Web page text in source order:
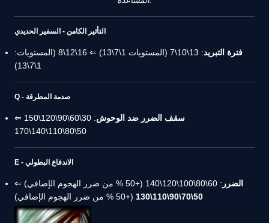
التأثير الكامن - السفير الحديدي
فترة التبريد
: 13\10\7 (المستويات 1\7\13) ⇐ 16\12\8 (المستويات:
1\7\13)
Q - صدمة المطرقة
سقف الضرر ضد الوحوش
: 30\60\90\120\150 ⇐
50\80\110\140\170
E - الاندفاع البطولي
الضرر : 60\80\100\120\140 (+50 % من ضرر الهجوم الإضافي) ⇐
50\70\90\110\130
(+50 % من ضرر الهجوم الإضافي)